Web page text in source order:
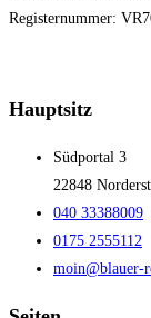
Registernummer:
Hauptsitz
Südportal 3
22848
040 33388009
0175 2555112
moin@blauer-